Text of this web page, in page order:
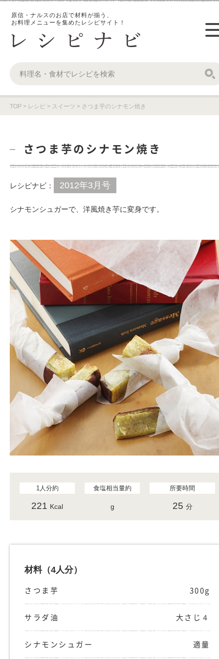
原信・ナルスのお店で材料が揃う、
お料理メニューを集めたレシピサイト！
TOP > レシピ > スイーツ > さつま芋のシナモン焼き
さつま芋のシナモン焼き
レシピナビ： 2012年3月号
シナモンシュガーで、洋風焼き芋に変身です。
1人分約
221 Kcal
食塩相当量約
g
所要時間
25 分
材料（4人分）
さつま芋 300g
サラダ油 大さじ４
シナモンシュガー 適量